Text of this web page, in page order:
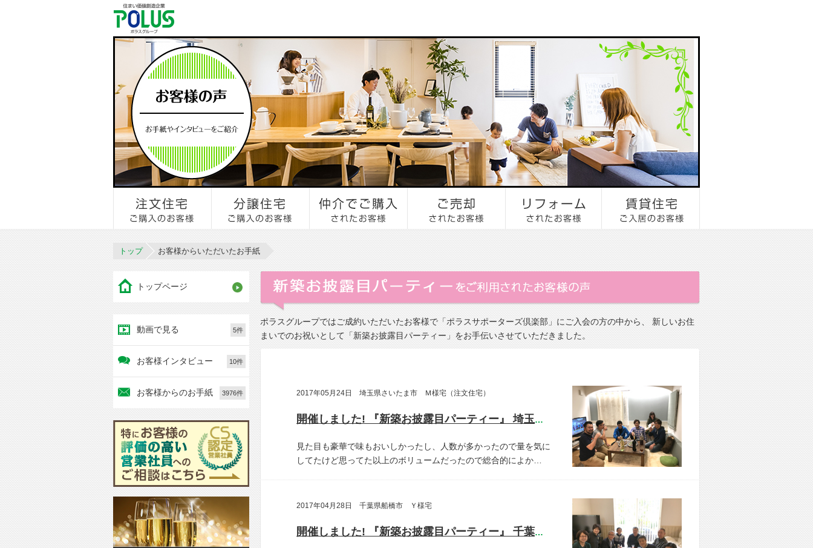
トップ お客様からいただいたお手紙
ポラスグループではご成約いただいたお客様で「ポラスサポーターズ倶楽部」にご入会の方の中から、 新しいお住
まいでのお祝いとして「新築お披露目パーティー」をお手伝いさせていただきました。
2017年05月24日 埼玉県さいたま市 Ｍ様宅（注文住宅）
開催しました! 『新築お披露目パーティー』 埼玉県さいたま市 M様宅
見た目も豪華で味もおいしかったし、人数が多かったので量を気に
してたけど思ってた以上のボリュームだったので総合的によか…
2017年04月28日 千葉県船橋市 Ｙ様宅
開催しました! 『新築お披露目パーティー』 千葉県船橋市 Y様宅
トップページ
動画で見る 5件
お客様インタビュー 10件
お客様からのお手紙 3976件